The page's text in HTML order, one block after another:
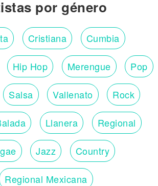
por género
Cristiana Cumbia
Hip Hop Merengue Pop
Salsa Vallenato Rock
Llanera Regional
Jazz Country
Regional Mexicana